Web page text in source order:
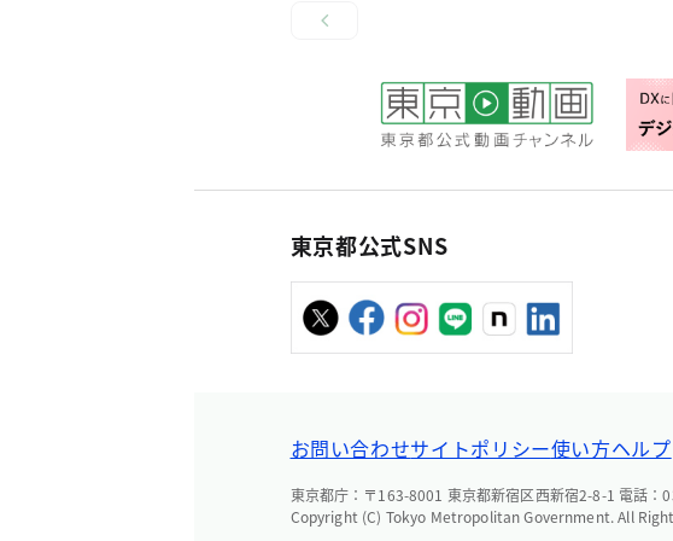
東京都公式SNS
お問い合わせサイトポリシー使い方ヘルプ
東京都庁：〒163-8001 東京都新宿区西新宿2-8-1 電話：
Copyright (C) Tokyo Metropolitan Government. All